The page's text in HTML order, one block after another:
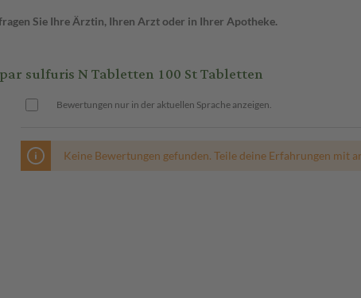
Sie Ihre Ärztin, Ihren Arzt oder in Ihrer Apotheke.
sulfuris N Tabletten 100 St Tabletten
Bewertungen nur in der aktuellen Sprache anzeigen.
Keine Bewertungen gefunden. Teile deine Erfahrungen mit